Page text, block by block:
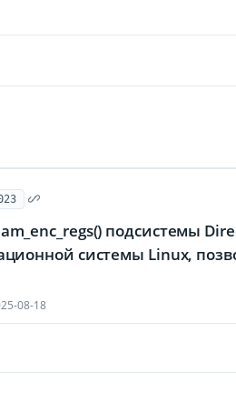
подсистемы
системы Linux,
08-18